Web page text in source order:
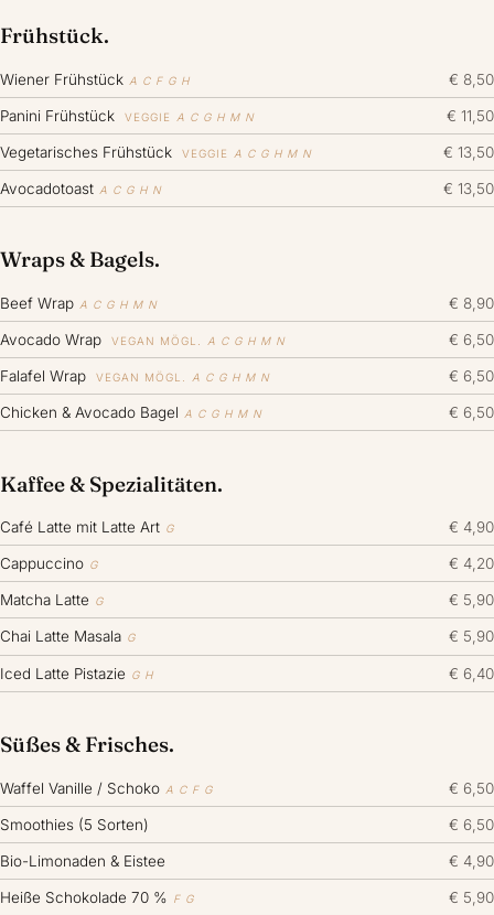
Frühstück.
Wiener Frühstück A C F G H € 8,50
Panini Frühstück VEGGIE A C G H M N € 11,50
Vegetarisches Frühstück VEGGIE A C G H M N € 13,50
Avocadotoast A C G H N € 13,50
Wraps & Bagels.
Beef Wrap A C G H M N € 8,90
Avocado Wrap VEGAN MÖGL. A C G H M N € 6,50
Falafel Wrap VEGAN MÖGL. A C G H M N € 6,50
Chicken & Avocado Bagel A C G H M N € 6,50
Kaffee & Spezialitäten.
Café Latte mit Latte Art G € 4,90
Cappuccino G € 4,20
Matcha Latte G € 5,90
Chai Latte Masala G € 5,90
Iced Latte Pistazie G H € 6,40
Süßes & Frisches.
Waffel Vanille / Schoko A C F G € 6,50
Smoothies (5 Sorten) € 6,50
Bio-Limonaden & Eistee € 4,90
Heiße Schokolade 70 % F G € 5,90